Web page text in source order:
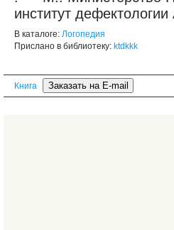
институт
В каталоге: Логопедия
Прислано в библиотеку: ktdkkk
Книга